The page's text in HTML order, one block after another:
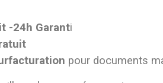
-24h Garanti
pour documents